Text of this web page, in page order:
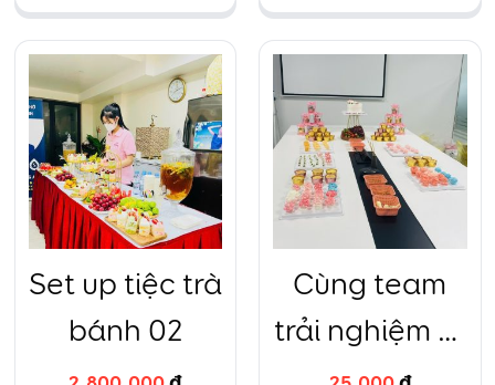
Set up tiệc trà
bánh 02
Cùng team
trải nghiệm tự
làm bánh